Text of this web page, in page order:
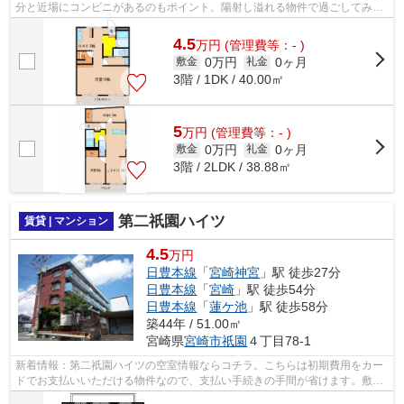
分と近場にコンビニがあるのもポイント。陽射し溢れる物件で過ごしてみま
せんか。こちらの物件では初期費用を...
4.5万円 (管理費等：- )
敷金 0万円 礼金 0ヶ月
3階 / 1DK / 40.00㎡
5万円 (管理費等：- )
敷金 0万円 礼金 0ヶ月
3階 / 2LDK / 38.88㎡
賃貸 | マンション 第二祇園ハイツ
4.5万円
日豊本線 「宮崎神宮 」駅 徒歩27分
日豊本線 「宮崎 」駅 徒歩54分
日豊本線 「蓮ケ池 」駅 徒歩58分
築44年 / 51.00㎡
宮崎県宮崎市祇園 ４丁目78-1
新着情報：第二祇園ハイツの空室情報ならコチラ。こちらは初期費用をカー
ドでお支払いいただける物件なので、支払い手続きの手間が省けます。敷地
内にはごみ置き場も設置されています...